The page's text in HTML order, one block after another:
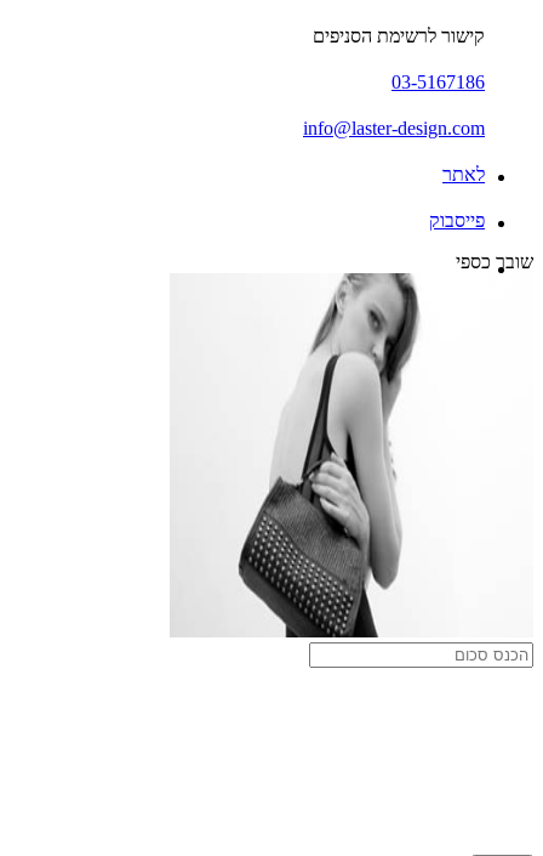
קישור לרשימת הסניפים
03-5167186
info@laster-design.com
לאתר
פייסבוק
שובר כספי